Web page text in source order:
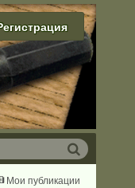
Мои публикации